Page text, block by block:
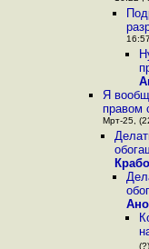
Я
правом
Мрт-25,